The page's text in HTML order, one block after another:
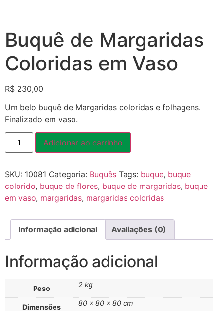
Buquê de Margaridas
Coloridas em Vaso
R$ 230,00
Um belo buquê de Margaridas coloridas e folhagens.
Finalizado em vaso.
Adicionar ao carrinho
SKU: 10081 Categoria: Buquês Tags: buque, buque
colorido, buque de flores, buque de margaridas, buque
em vaso, margaridas, margaridas coloridas
Informação adicional Avaliações (0)
Informação adicional
Peso 2 kg
Dimensões 80 × 80 × 80 cm